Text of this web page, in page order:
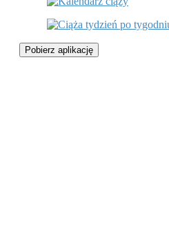
Pobierz aplikację